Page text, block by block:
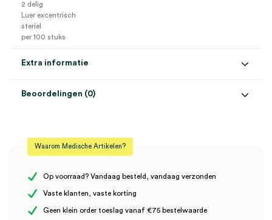
2 delig
Luer excentrisch
steriel
per 100 stuks
Extra informatie
Steriel steriel
Uitvoering
Volume 20 ml
Beoordelingen (0)
Er zijn nog geen beoordelingen.
Waarom Medische Artikelen?
Op voorraad? Vandaag besteld, vandaag verzonden
Vaste klanten, vaste korting
Geen klein order toeslag vanaf €75 bestelwaarde